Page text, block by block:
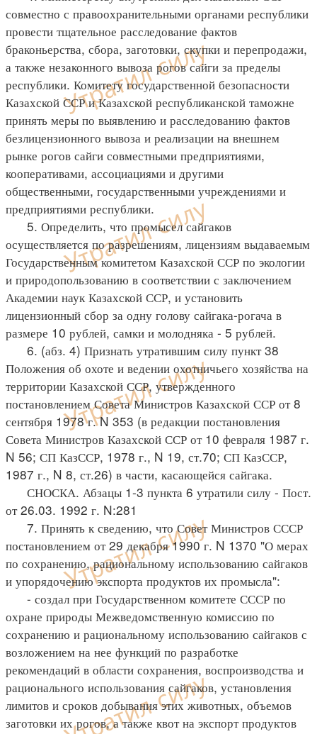
совместно с правоохранительными органами республики
провести тщательное расследование фактов
браконьерства, сбора, заготовки, скупки и перепродажи,
а также незаконного вывоза рогов сайги за пределы
республики. Комитету государственной безопасности
Казахской ССР и Казахской республиканской таможне
принять меры по выявлению и расследованию фактов
безлицензионного вывоза и реализации на внешнем
рынке рогов сайги совместными предприятиями,
кооперативами, ассоциациями и другими
общественными, государственными учреждениями и
предприятиями республики.
5. Определить, что промысел сайгаков
осуществляется по разрешениям, лицензиям выдаваемым
Государственным комитетом Казахской ССР по экологии
и природопользованию в соответствии с заключением
Академии наук Казахской ССР, и установить
лицензионный сбор за одну голову сайгака-рогача в
размере 10 рублей, самки и молодняка - 5 рублей.
6. (абз. 4) Признать утратившим силу пункт 38
Положения об охоте и ведении охотничьего хозяйства на
территории Казахской ССР, утвержденного
постановлением Совета Министров Казахской ССР от 8
сентября 1978 г. N 353 (в редакции постановления
Совета Министров Казахской ССР от 10 февраля 1987 г.
N 56; СП КазССР, 1978 г., N 19, ст.70; СП КазССР,
1987 г., N 8, ст.26) в части, касающейся сайгака.
СНОСКА. Абзацы 1-3 пункта 6 утратили силу - Пост.
от 26.03. 1992 г. N:281
7. Принять к сведению, что Совет Министров СССР
постановлением от 29 декабря 1990 г. N 1370 "О мерах
по сохранению, рациональному использованию сайгаков
и упорядочению экспорта продуктов их промысла":
- создал при Государственном комитете СССР по
охране природы Межведомственную комиссию по
сохранению и рациональному использованию сайгаков с
возложением на нее функций по разработке
рекомендаций в области сохранения, воспроизводства и
рационального использования сайгаков, установления
лимитов и сроков добывания этих животных, объемов
заготовки их рогов, а также квот на экспорт продуктов